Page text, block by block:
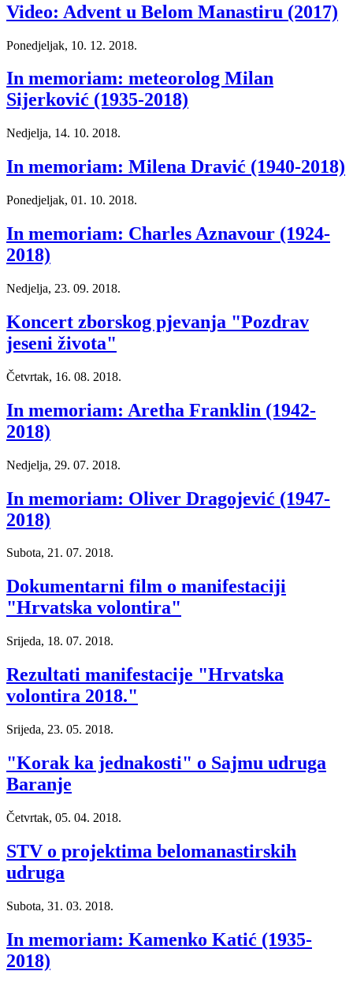
Video: Advent u Belom Manastiru (2017)
Ponedjeljak, 10. 12. 2018.
In memoriam: meteorolog Milan
Sijerković (1935-2018)
Nedjelja, 14. 10. 2018.
In memoriam: Milena Dravić (1940-2018)
Ponedjeljak, 01. 10. 2018.
In memoriam: Charles Aznavour (1924-
2018)
Nedjelja, 23. 09. 2018.
Koncert zborskog pjevanja "Pozdrav
jeseni života"
Četvrtak, 16. 08. 2018.
In memoriam: Aretha Franklin (1942-
2018)
Nedjelja, 29. 07. 2018.
In memoriam: Oliver Dragojević (1947-
2018)
Subota, 21. 07. 2018.
Dokumentarni film o manifestaciji
"Hrvatska volontira"
Srijeda, 18. 07. 2018.
Rezultati manifestacije "Hrvatska
volontira 2018."
Srijeda, 23. 05. 2018.
"Korak ka jednakosti" o Sajmu udruga
Baranje
Četvrtak, 05. 04. 2018.
STV o projektima belomanastirskih
udruga
Subota, 31. 03. 2018.
In memoriam: Kamenko Katić (1935-
2018)